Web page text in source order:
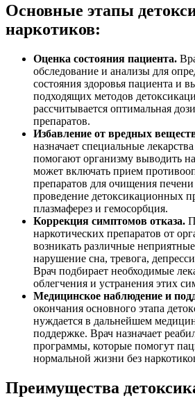
Основные этапы
наркотиков:
Оценка состояния пациента.
обследование и анализы для
состояния здоровья пациента и
подходящих методов
рассчитывается оптимальная
препаратов.
Избавление от вредных
назначает специальные
помогают организму выводить
может включать прием
препаратов для очищения
проведение детоксикационных
плазмаферез и гемосорбция.
Коррекция симптомов отказа.
наркотических препаратов от
возникать различные
нарушение сна, тревога,
Врач подбирает необходимые
облегчения и устранения этих
Медицинское наблюдение и
окончания основного этапа
нуждается в дальнейшем
поддержке. Врач назначает
программы, которые помогут
нормальной жизни без
Преимущества